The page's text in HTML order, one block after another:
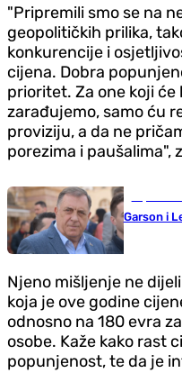
"Pripremili smo se na
geopolitičkih prilika,
konkurencije i
cijena. Dobra
prioritet. Za one koji
zarađujemo, samo ću
proviziju, a da ne
porezima i paušalima",
Garson i
Njeno mišljenje ne
koja je ove godine
odnosno na 180 evra
osobe. Kaže kako rast
popunjenost, te da je